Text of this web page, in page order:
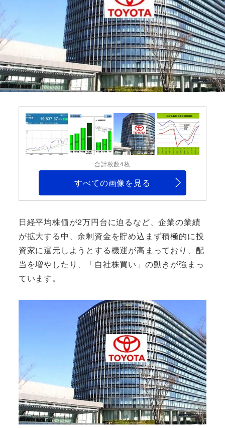
合計枚数4枚
すべての画像を見る
日経平均株価が2万円台に迫るなど、企業の業績
が拡大する中、余剰資金を貯め込まず積極的に投
資家に還元しようとする機運が高まっており、配
当を増やしたり、「自社株買い」の動きが強まっ
ています。